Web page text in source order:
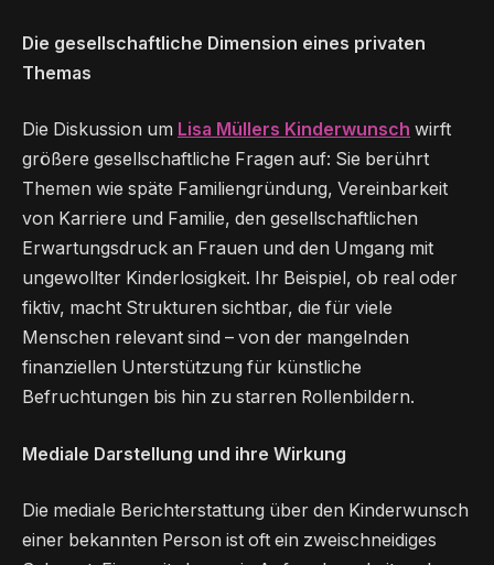
Die gesellschaftliche Dimension eines privaten
Themas
Die Diskussion um Lisa Müllers Kinderwunsch wirft
größere gesellschaftliche Fragen auf: Sie berührt
Themen wie späte Familiengründung, Vereinbarkeit
von Karriere und Familie, den gesellschaftlichen
Erwartungsdruck an Frauen und den Umgang mit
ungewollter Kinderlosigkeit. Ihr Beispiel, ob real oder
fiktiv, macht Strukturen sichtbar, die für viele
Menschen relevant sind – von der mangelnden
finanziellen Unterstützung für künstliche
Befruchtungen bis hin zu starren Rollenbildern.
Mediale Darstellung und ihre Wirkung
Die mediale Berichterstattung über den Kinderwunsch
einer bekannten Person ist oft ein zweischneidiges